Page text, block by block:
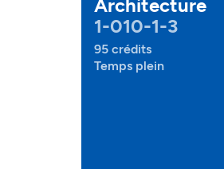
Architecture
1-010-1-3
95 crédits
Temps plein